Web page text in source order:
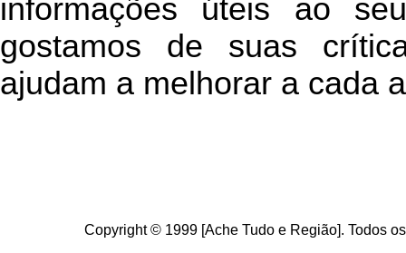
informações úteis ao
gostamos de suas
ajudam a melhorar a cada
Copyright © 1999 [Ache Tudo e Região]. Todos